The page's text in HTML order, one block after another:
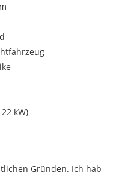
kW)
Gründen. Ich hab